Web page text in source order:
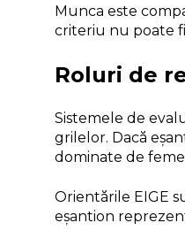
Munca este
criteriu nu poate
Roluri de
Sistemele de
grilelor. Dacă
dominate de
Orientările EIGE
eșantion